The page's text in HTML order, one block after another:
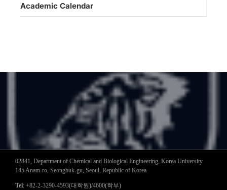
Academic Calendar
02841, Department of Chemical and Biological Engineering, Korea University
145 Anam-ro, Seongbuk-gu, Seoul, Republic of Korea
Tel: +82-2-3290-4593(대학원)/4600(학부)